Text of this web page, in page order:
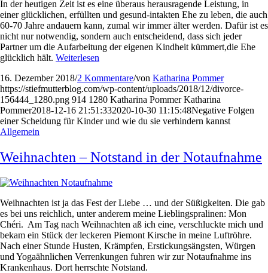
In der heutigen Zeit ist es eine überaus herausragende Leistung, in
einer glücklichen, erfüllten und gesund-intakten Ehe zu leben, die auch
60-70 Jahre andauern kann, zumal wir immer älter werden. Dafür ist es
nicht nur notwendig, sondern auch entscheidend, dass sich jeder
Partner um die Aufarbeitung der eigenen Kindheit kümmert,die Ehe
glücklich hält. Weiterlesen
16. Dezember 2018/2 Kommentare/von Katharina Pommer
https://stiefmutterblog.com/wp-content/uploads/2018/12/divorce-
156444_1280.png 914 1280 Katharina Pommer Katharina
Pommer2018-12-16 21:51:332020-10-30 11:15:48Negative Folgen
einer Scheidung für Kinder und wie du sie verhindern kannst
Allgemein
Weihnachten – Notstand in der Notaufnahme
Weihnachten ist ja das Fest der Liebe … und der Süßigkeiten. Die gab
es bei uns reichlich, unter anderem meine Lieblingspralinen: Mon
Chéri. Am Tag nach Weihnachten aß ich eine, verschluckte mich und
bekam ein Stück der leckeren Piemont Kirsche in meine Luftröhre.
Nach einer Stunde Husten, Krämpfen, Erstickungsängsten, Würgen
und Yogaähnlichen Verrenkungen fuhren wir zur Notaufnahme ins
Krankenhaus. Dort herrschte Notstand.